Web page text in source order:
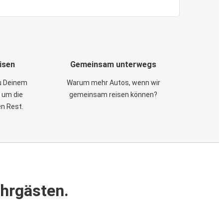
Deinem
die
Rest.
Gemeinsam unterwegs
Warum mehr Autos, wenn wir
gemeinsam reisen können?